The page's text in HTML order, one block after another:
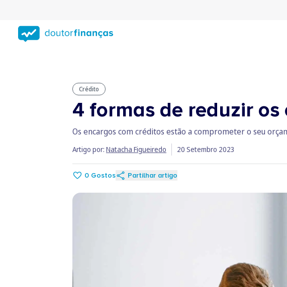
conteúdo
principal
Crédito
4 formas de reduzir
Os encargos com créditos estão a comprometer o seu
Artigo por: Natacha Figueiredo 20 Setembro 2023
0 Gostos Partilhar artigo